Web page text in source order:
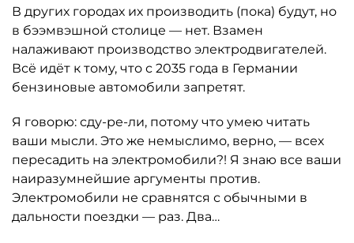
В других городах их производить (пока) будут, но
в бээмвэшной столице — нет. Взамен
налаживают производство электродвигателей.
Всё идёт к тому, что с 2035 года в Германии
бензиновые автомобили запретят.
Я говорю: сду-ре-ли, потому что умею читать
ваши мысли. Это же немыслимо, верно, — всех
пересадить на электромобили?! Я знаю все ваши
наиразумнейшие аргументы против.
Электромобили не сравнятся с обычными в
дальности поездки — раз. Два…